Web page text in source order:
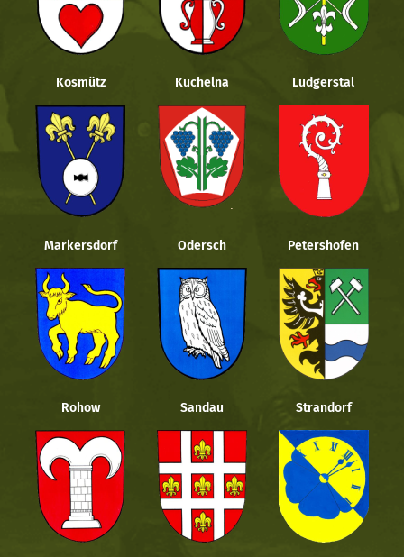
Kosmütz Kuchelna Ludgerstal
Markersdorf Odersch Petershofen
Rohow Sandau Strandorf